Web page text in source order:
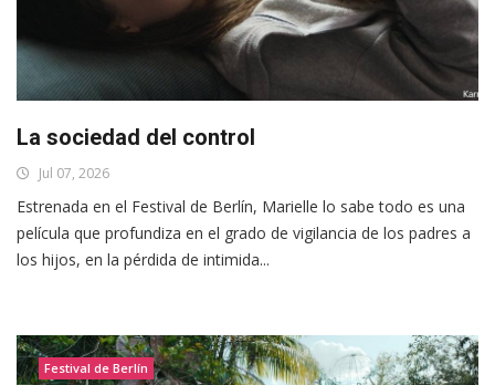
La sociedad del control
Jul 07, 2026
Estrenada en el Festival de Berlín, Marielle lo sabe todo es una
película que profundiza en el grado de vigilancia de los padres a
los hijos, en la pérdida de intimida...
Festival de Berlín